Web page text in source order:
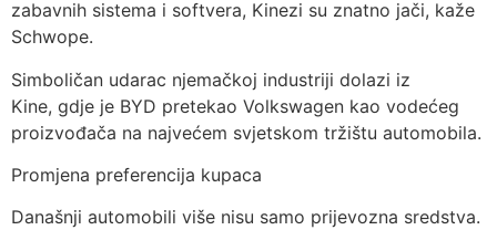
zabavnih sistema i softvera, Kinezi su znatno jači, kaže
Schwope.
Simboličan udarac njemačkoj industriji dolazi iz
Kine, gdje je BYD pretekao Volkswagen kao vodećeg
proizvođača na najvećem svjetskom tržištu automobila.
Promjena preferencija kupaca
Današnji automobili više nisu samo prijevozna sredstva.